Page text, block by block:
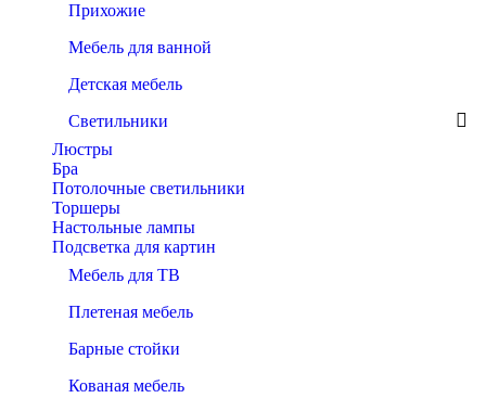
Прихожие
Мебель для ванной
Детская мебель
Светильники
Люстры
Бра
Потолочные светильники
Торшеры
Настольные лампы
Подсветка для картин
Мебель для ТВ
Плетеная мебель
Барные стойки
Кованая мебель